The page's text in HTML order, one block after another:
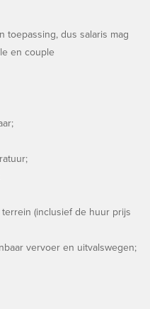
toepassing, dus salaris mag
en couple
(inclusief de huur prijs
vervoer en uitvalswegen;